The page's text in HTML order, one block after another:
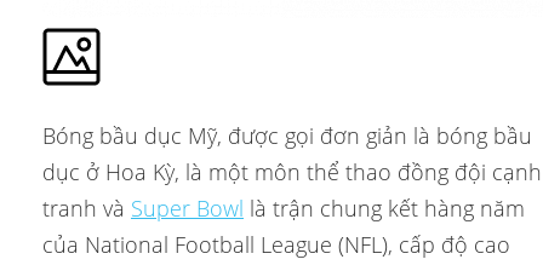
Bóng bầu dục Mỹ, được gọi đơn giản là bóng bầu
dục ở Hoa Kỳ, là một môn thể thao đồng đội cạnh
tranh và Super Bowl là trận chung kết hàng năm
của National Football League (NFL), cấp độ cao